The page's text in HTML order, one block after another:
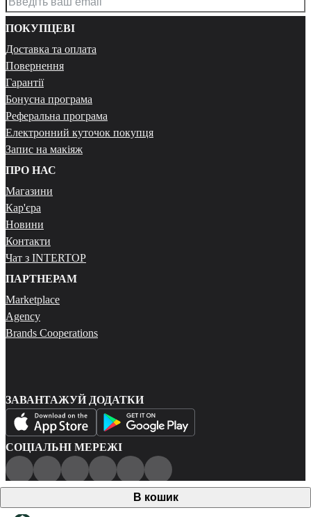
В кошик
ПОКУПЦЕВІ
Доставка та оплата
Повернення
Гарантії
Бонусна програма
Реферальна програма
Електронний куточок покупця
Запис на макіяж
ПРО НАС
Магазини
Кар'єра
Новини
Контакти
Чат з INTERTOP
ПАРТНЕРАМ
Marketplace
Agency
Brands Cooperations
ЗАВАНТАЖУЙ ДОДАТКИ
СОЦІАЛЬНІ МЕРЕЖІ
Публічна оферта
Політика конфіденційності